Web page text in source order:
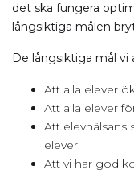
det ska fungera
långsiktiga målen
De långsiktiga mål
Att alla elever
Att alla elever
Att elevhälsans
elever
Att vi har god